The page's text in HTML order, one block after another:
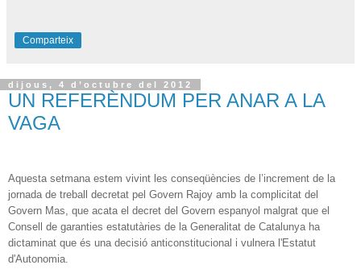
Comparteix
dijous, 4 d’octubre del 2012
UN REFERÈNDUM PER ANAR A LA
VAGA
Aquesta setmana estem vivint les conseqüències de l’increment de la
jornada de treball decretat pel Govern Rajoy amb la complicitat del
Govern Mas, que acata el decret del Govern espanyol malgrat que el
Consell de garanties estatutàries de la Generalitat de Catalunya ha
dictaminat que és una decisió anticonstitucional i vulnera l'Estatut
d'Autonomia.